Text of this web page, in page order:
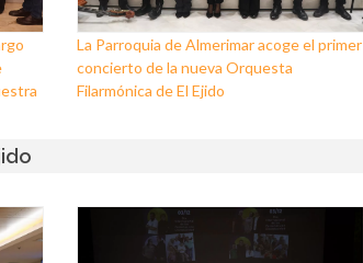
La Parroquia de Almerimar acoge el primer
concierto de la nueva Orquesta
Filarmónica de El Ejido